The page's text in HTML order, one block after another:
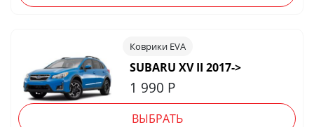
Коврики EVA
SUBARU XV II 2017->
1 990 Р
ВЫБРАТЬ